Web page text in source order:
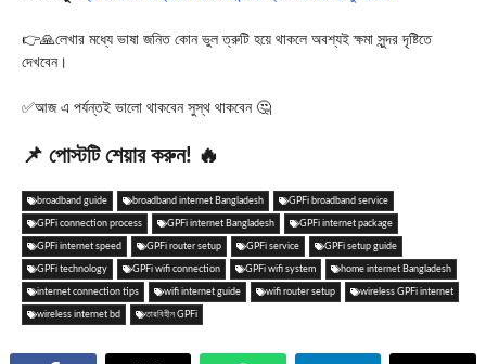
👉🙏লেখার মধ্যে ভাষা জনিত কোন ভুল ত্রুটি হয়ে থাকলে অবশ্যই ক্ষমা সুন্দর দৃষ্টিতে
দেখবেন।
✅আজ এ পর্যন্তই ভালো থাকবেন সুস্থ থাকবেন 🤔
📌 পোস্টটি শেয়ার করুন! 🔥
broadband guide broadband internet Bangladesh GPFi broadband service
GPFi connection process GPFi internet Bangladesh GPFi internet package
GPFi internet speed GPFi router setup GPFi service GPFi setup guide
GPFi technology GPFi wifi connection GPFi wifi system home internet Bangladesh
internet connection tips wifi internet guide wifi router setup wireless GPFi internet
wireless internet bd তারবিহীন GPFi